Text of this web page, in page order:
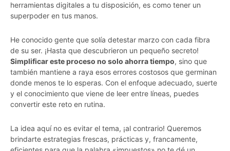
herramientas digitales a tu disposición, es como tener un
superpoder en tus manos.
He conocido gente que solía detestar marzo con cada fibra
de su ser. ¡Hasta que descubrieron un pequeño secreto!
Simplificar este proceso no solo ahorra tiempo, sino que
también mantiene a raya esos errores costosos que germinan
donde menos te lo esperas. Con el enfoque adecuado, suerte
y el conocimiento que viene de leer entre líneas, puedes
convertir este reto en rutina.
La idea aquí no es evitar el tema, ¡al contrario! Queremos
brindarte estrategias frescas, prácticas y, francamente,